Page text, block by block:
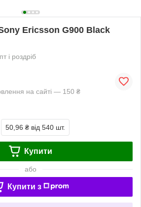
Ericsson G900 Black
і роздріб
на сайті — 150 ₴
50,96 ₴ від 540 шт.
Купити
або
Купити з